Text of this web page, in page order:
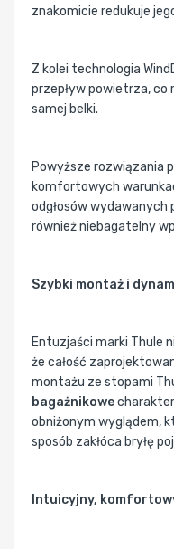
znakomicie redukuje
Z kolei technologia
przepływ powietrza, co
samej belki.
Powyższe rozwiązania
komfortowych
odgłosów wydawanych
również niebagatelny
Szybki montaż i
Entuzjaści marki Thule
że całość
montażu ze stopami
bagażnikowe
obniżonym wyglądem,
sposób zakłóca bryłę
Intuicyjny,